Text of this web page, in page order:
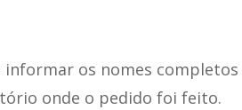
informar os nomes
onde o pedido foi feito.